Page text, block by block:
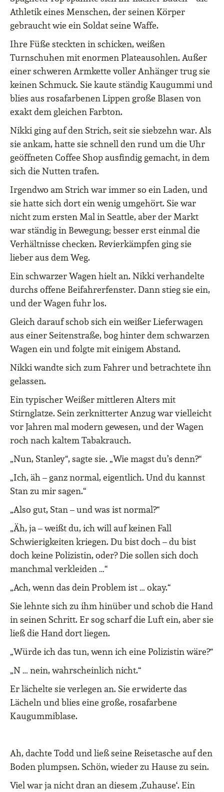
Athletik eines Menschen, der seinen Körper
gebraucht wie ein Soldat seine Waffe.
Ihre Füße steckten in schicken, weißen
Turnschuhen mit enormen Plateausohlen. Außer
einer schweren Armkette voller Anhänger trug sie
keinen Schmuck. Sie kaute ständig Kaugummi und
blies aus rosafarbenen Lippen große Blasen von
exakt dem gleichen Farbton.
Nikki ging auf den Strich, seit sie siebzehn war. Als
sie ankam, hatte sie schnell den rund um die Uhr
geöffneten Coffee Shop ausfindig gemacht, in dem
sich die Nutten trafen.
Irgendwo am Strich war immer so ein Laden, und
sie hatte sich dort ein wenig umgehört. Sie war
nicht zum ersten Mal in Seattle, aber der Markt
war ständig in Bewegung; besser erst einmal die
Verhältnisse checken. Revierkämpfen ging sie
lieber aus dem Weg.
Ein schwarzer Wagen hielt an. Nikki verhandelte
durchs offene Beifahrerfenster. Dann stieg sie ein,
und der Wagen fuhr los.
Gleich darauf schob sich ein weißer Lieferwagen
aus einer Seitenstraße, bog hinter dem schwarzen
Wagen ein und folgte mit einigem Abstand.
Nikki wandte sich zum Fahrer und betrachtete ihn
gelassen.
Ein typischer Weißer mittleren Alters mit
Stirnglatze. Sein zerknitterter Anzug war vielleicht
vor Jahren mal modern gewesen, und der Wagen
roch nach kaltem Tabakrauch.
„Nun, Stanley“, sagte sie. „Wie magst du’s denn?“
„Ich, äh – ganz normal, eigentlich. Und du kannst
Stan zu mir sagen.“
„Also gut, Stan – und was ist normal?“
„Äh, ja – weißt du, ich will auf keinen Fall
Schwierigkeiten kriegen. Du bist doch – du bist
doch keine Polizistin, oder? Die sollen sich doch
manchmal verkleiden …“
„Ach, wenn das dein Problem ist … okay.“
Sie lehnte sich zu ihm hinüber und schob die Hand
in seinen Schritt. Er sog scharf die Luft ein, aber sie
ließ die Hand dort liegen.
„Würde ich das tun, wenn ich eine Polizistin wäre?“
„N … nein, wahrscheinlich nicht.“
Er lächelte sie verlegen an. Sie erwiderte das
Lächeln und blies eine große, rosafarbene
Kaugummiblase.
Ah, dachte Todd und ließ seine Reisetasche auf den
Boden plumpsen. Schön, wieder zu Hause zu sein.
Viel war ja nicht dran an diesem ‚Zuhause‘. Ein